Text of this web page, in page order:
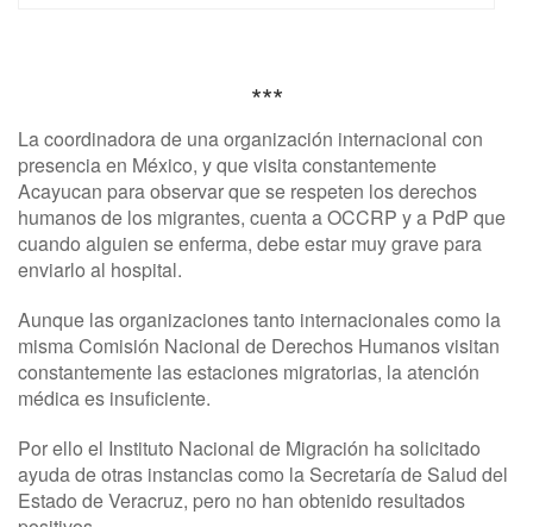
***
La coordinadora de una organización internacional con
presencia en México, y que visita constantemente
Acayucan para observar que se respeten los derechos
humanos de los migrantes, cuenta a OCCRP y a PdP que
cuando alguien se enferma, debe estar muy grave para
enviarlo al hospital.
Aunque las organizaciones tanto internacionales como la
misma Comisión Nacional de Derechos Humanos visitan
constantemente las estaciones migratorias, la atención
médica es insuficiente.
Por ello el Instituto Nacional de Migración ha solicitado
ayuda de otras instancias como la Secretaría de Salud del
Estado de Veracruz, pero no han obtenido resultados